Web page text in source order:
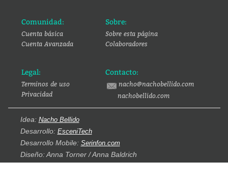
Comunidad:
Cuenta básica
Cuenta Avanzada
Sobre:
Sobre esta página
Colaboradores
Legal:
Terminos de uso
Privacidad
Contacto:
nacho@nachobellido.com
nachobellido.com
Idea: Nacho Bellido
Desarrollo: EsceniTech
Desarrollo Mobile: Serinfon.com
Diseño: Anna Torner / Anna Baldrich